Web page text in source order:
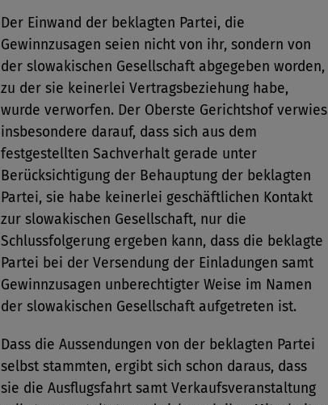
Der Einwand der beklagten Partei, die
Gewinnzusagen seien nicht von ihr, sondern von
der slowakischen Gesellschaft abgegeben worden,
zu der sie keinerlei Vertragsbeziehung habe,
wurde verworfen. Der Oberste Gerichtshof verwies
insbesondere darauf, dass sich aus dem
festgestellten Sachverhalt gerade unter
Berücksichtigung der Behauptung der beklagten
Partei, sie habe keinerlei geschäftlichen Kontakt
zur slowakischen Gesellschaft, nur die
Schlussfolgerung ergeben kann, dass die beklagte
Partei bei der Versendung der Einladungen samt
Gewinnzusagen unberechtigter Weise im Namen
der slowakischen Gesellschaft aufgetreten ist.
Dass die Aussendungen von der beklagten Partei
selbst stammten, ergibt sich schon daraus, dass
sie die Ausflugsfahrt samt Verkaufsveranstaltung